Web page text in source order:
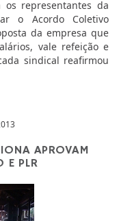
representantes da
o Acordo Coletivo
da empresa que
vale refeição e
sindical reafirmou
APROVAM
E PLR